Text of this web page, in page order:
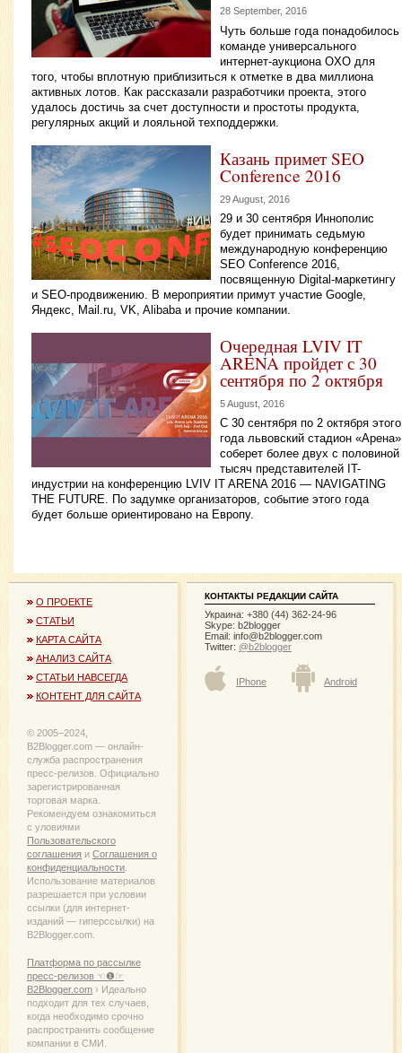
28 September, 2016
Чуть больше года понадобилось
команде универсального
интернет-аукциона OXO для
того, чтобы вплотную приблизиться к отметке в два миллиона
активных лотов. Как рассказали разработчики проекта, этого
удалось достичь за счет доступности и простоты продукта,
регулярных акций и лояльной техподдержки.
Казань примет SEO
Conference 2016
29 August, 2016
29 и 30 сентября Иннополис
будет принимать седьмую
международную конференцию
SEO Conference 2016,
посвященную Digital-маркетингу
и SEO-продвижению. В мероприятии примут участие Google,
Яндекс, Mail.ru, VK, Alibaba и прочие компании.
Очередная LVIV IT
ARENA пройдет с 30
сентября по 2 октября
5 August, 2016
С 30 сентября по 2 октября этого
года львовский стадион «Арена»
соберет более двух с половиной
тысяч представителей IT-
индустрии на конференцию LVIV IT ARENA 2016 — NAVIGATING
THE FUTURE. По задумке организаторов, событие этого года
будет больше ориентировано на Европу.
О ПРОЕКТЕ
СТАТЬИ
КАРТА САЙТА
АНАЛИЗ САЙТА
СТАТЬИ НАВСЕГДА
КОНТЕНТ ДЛЯ САЙТА
© 2005−2024,
B2Blogger.com — онлайн-
служба распространения
пресс-релизов. Официально
зарегистрированная
торговая марка.
Рекомендуем ознакомиться
с уловиями
Пользовательского
соглашения и Соглашения о
конфиденциальности
Использование материалов
разрешается при условии
ссылки (для интернет-
изданий — гиперссылки) на
B2Blogger.com.
Платформа по рассылке
пресс-релизов ☜❶☞
B2Blogger.com › Идеально
подходит для тех случаев,
когда необходимо срочно
распространить сообщение
компании в СМИ.
КОНТАКТЫ РЕДАКЦИИ САЙТА
Украина: +380 (44) 362-24-96
Skype: b2blogger
Email: info@b2blogger.com
Twitter: @b2blogger
IPhone Android